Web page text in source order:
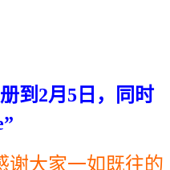
到2月5日，同时
谢大家一如既往的